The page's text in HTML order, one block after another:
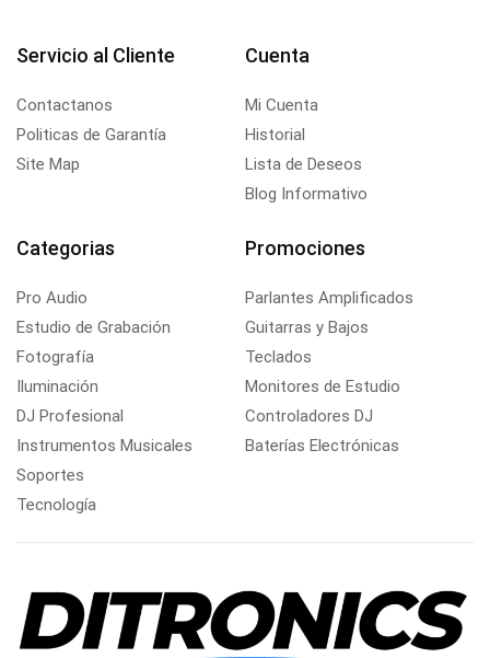
Servicio al Cliente
Contactanos
Politicas de Garantía
Site Map
Cuenta
Mi Cuenta
Historial
Lista de Deseos
Blog Informativo
Categorias
Pro Audio
Estudio de Grabación
Fotografía
Iluminación
DJ Profesional
Instrumentos Musicales
Soportes
Tecnología
Promociones
Parlantes Amplificados
Guitarras y Bajos
Teclados
Monitores de Estudio
Controladores DJ
Baterías Electrónicas